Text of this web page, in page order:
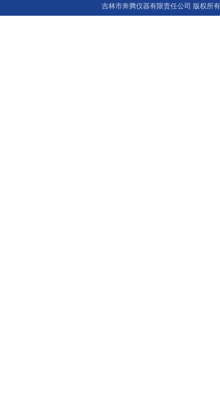
吉林市奔腾仪器有限责任公司 版权所